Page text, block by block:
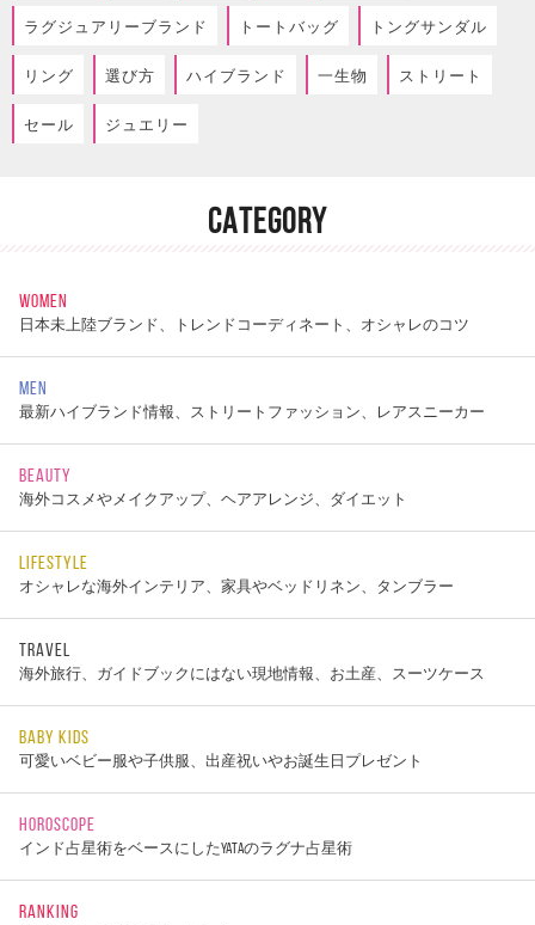
ラグジュアリーブランド トートバッグ トングサンダル
リング 選び方 ハイブランド 一生物 ストリート
セール ジュエリー
CATEGORY
WOMEN
日本未上陸ブランド、トレンドコーディネート、オシャレのコツ
MEN
最新ハイブランド情報、ストリートファッション、レアスニーカー
BEAUTY
海外コスメやメイクアップ、ヘアアレンジ、ダイエット
LIFESTYLE
オシャレな海外インテリア、家具やベッドリネン、タンブラー
TRAVEL
海外旅行、ガイドブックにはない現地情報、お土産、スーツケース
BABY KIDS
可愛いベビー服や子供服、出産祝いやお誕生日プレゼント
HOROSCOPE
インド占星術をベースにしたYATAのラグナ占星術
RANKING